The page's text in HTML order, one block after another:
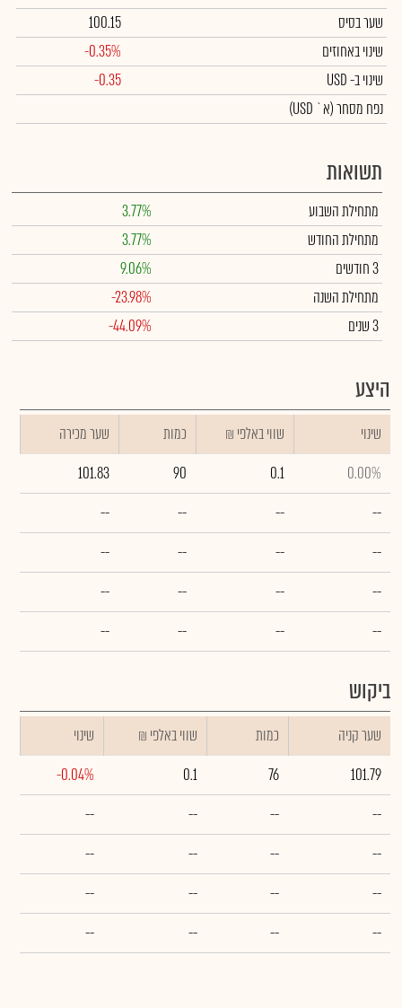
שער בסיס
100.15
שינוי באחוזים
-0.35%
שינויב- USD
-0.35
נפח מסחר(א` USD)
תשואות
מתחילת השבוע
3.77%
מתחילת החודש
3.77%
3 חודשים
9.06%
מתחילת השנה
-23.98%
3 שנים
-44.09%
היצע
שינוי ₪ שווי באלפי כמות
שער מכירה
0.00%
0.1
90
101.83
--
--
--
--
--
--
--
--
--
--
--
--
--
--
--
--
ביקוש
שער קניה כמות ₪ שווי באלפי
שינוי
101.79
76
0.1
-0.04%
--
--
--
--
--
--
--
--
--
--
--
--
--
--
--
--